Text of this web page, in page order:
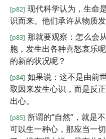
[p82] 现代科学认为，生命
识而来。他们承许从物质
[p83] 那就要观察：怎么会
胞，发生出各种喜怒哀乐
的新的状况呢？
[p84] 如果说：这不是由前
取因来发生心识，而是反
出心。
[p85] 所谓的“自然”，就是
可以生一种心，那应当一